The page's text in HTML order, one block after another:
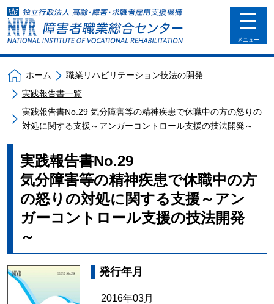
toggle
メニュー
ホーム
職業リハビリテーション技法の開発
実践報告書一覧
実践報告書No.29 気分障害等の精神疾患で休職中の方の怒りの
対処に関する支援～アンガーコントロール支援の技法開発～
実践報告書No.29
気分障害等の精神疾患で休職中の方
の怒りの対処に関する支援～アン
ガーコントロール支援の技法開発
～
発行年月
2016年03月